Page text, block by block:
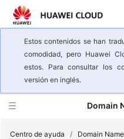
Estos contenidos se han
comodidad, pero Huawei
estos. Para consultar los
versión en inglés.
Domain
Centro de ayuda / Domain